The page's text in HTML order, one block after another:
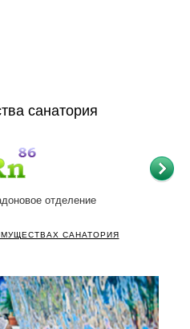
санатория
отделение
САНАТОРИЯ